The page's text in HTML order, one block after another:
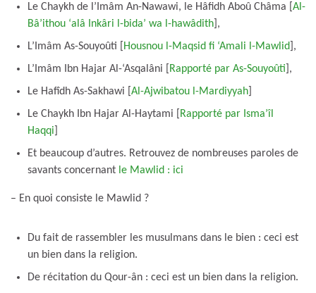
Le Chaykh de l’Imâm An-Nawawi, le Hâfidh Aboû Châma [ Al-
Bâ’ithou ‘alâ Inkâri l-bida’ wa l-hawâdith ],
L’Imâm As-Souyoûti [
Housnou l-Maqsid fi ‘Amali l-Mawlid ],
L’Imâm Ibn Hajar Al-‘Asqalâni [
Rapporté par As-Souyoûti ],
Le Hafîdh As-Sakhawi [ Al-Ajwibatou l-Mardiyyah
Le Chaykh Ibn Hajar Al-Haytami [
Rapporté par Isma’îl
Haqqi
Et beaucoup d’autres. Retrouvez de nombreuses paroles de
savants concernant le Mawlid : ici
– En quoi consiste le Mawlid ?
Du fait de rassembler les musulmans dans le bien : ceci est
un bien dans la religion.
De récitation du Qour-ân : ceci est un bien dans la religion.